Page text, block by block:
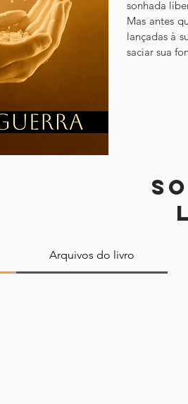
sonhada
Mas antes
lançadas à
saciar sua
Arquivos do livro